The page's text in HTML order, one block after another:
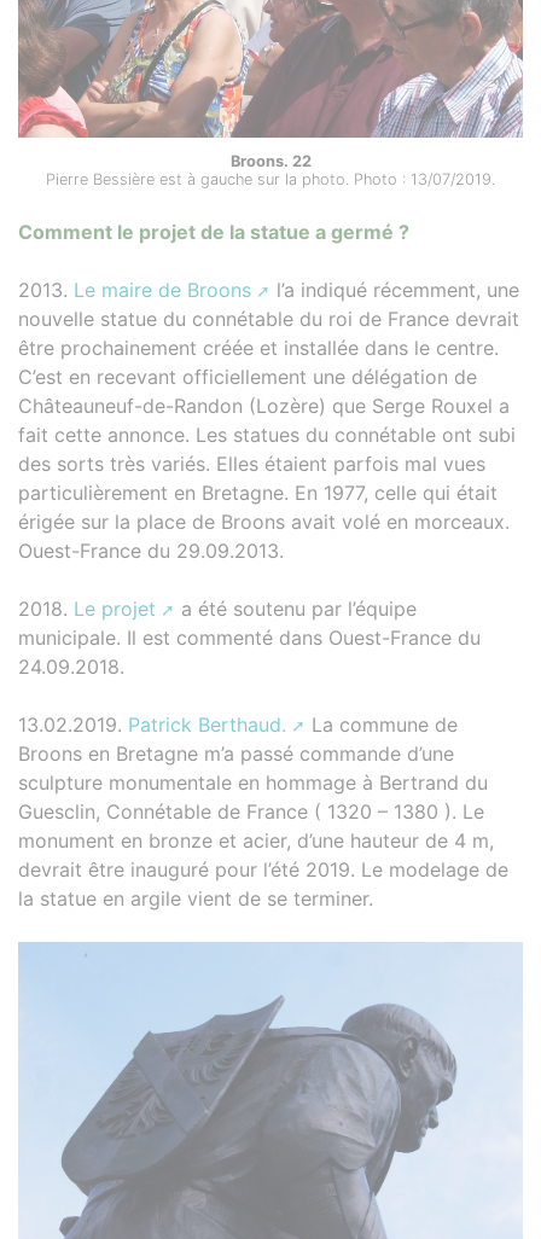
Broons. 22
Pierre Bessière est à gauche sur la photo. Photo : 13/07/2019.
Comment le projet de la statue a germé ?
2013. Le maire de Broons
l’a indiqué récemment, une
nouvelle statue du connétable du roi de France devrait
être prochainement créée et installée dans le centre.
C’est en recevant officiellement une délégation de
Châteauneuf-de-Randon (Lozère) que Serge Rouxel a
fait cette annonce. Les statues du connétable ont subi
des sorts très variés. Elles étaient parfois mal vues
particulièrement en Bretagne. En 1977, celle qui était
érigée sur la place de Broons avait volé en morceaux.
Ouest-France du 29.09.2013.
2018. Le projet
a été soutenu par l’équipe
municipale. Il est commenté dans Ouest-France du
24.09.2018.
13.02.2019. Patrick Berthaud.
La commune de
Broons en Bretagne m’a passé commande d’une
sculpture monumentale en hommage à Bertrand du
Guesclin, Connétable de France ( 1320 – 1380 ). Le
monument en bronze et acier, d’une hauteur de 4 m,
devrait être inauguré pour l’été 2019. Le modelage de
la statue en argile vient de se terminer.